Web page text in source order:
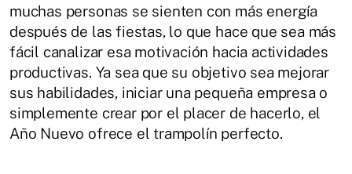
muchas personas se sienten con más energía
después de las fiestas, lo que hace que sea más
fácil canalizar esa motivación hacia actividades
productivas. Ya sea que su objetivo sea mejorar
sus habilidades, iniciar una pequeña empresa o
simplemente crear por el placer de hacerlo, el
Año Nuevo ofrece el trampolín perfecto.